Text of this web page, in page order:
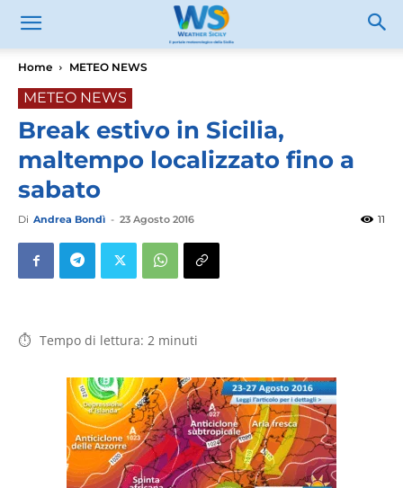
Home METEO NEWS
METEO NEWS
Break estivo in Sicilia,
maltempo localizzato fino a
sabato
Di Andrea Bondì - 23 Agosto 2016 11
Tempo di lettura: 2 minuti